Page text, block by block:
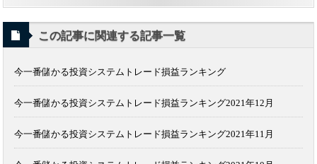
この記事に関連する記事一覧
今一番儲かる投資システムトレード損益ランキング
今一番儲かる投資システムトレード損益ランキング2021年12月
今一番儲かる投資システムトレード損益ランキング2021年11月